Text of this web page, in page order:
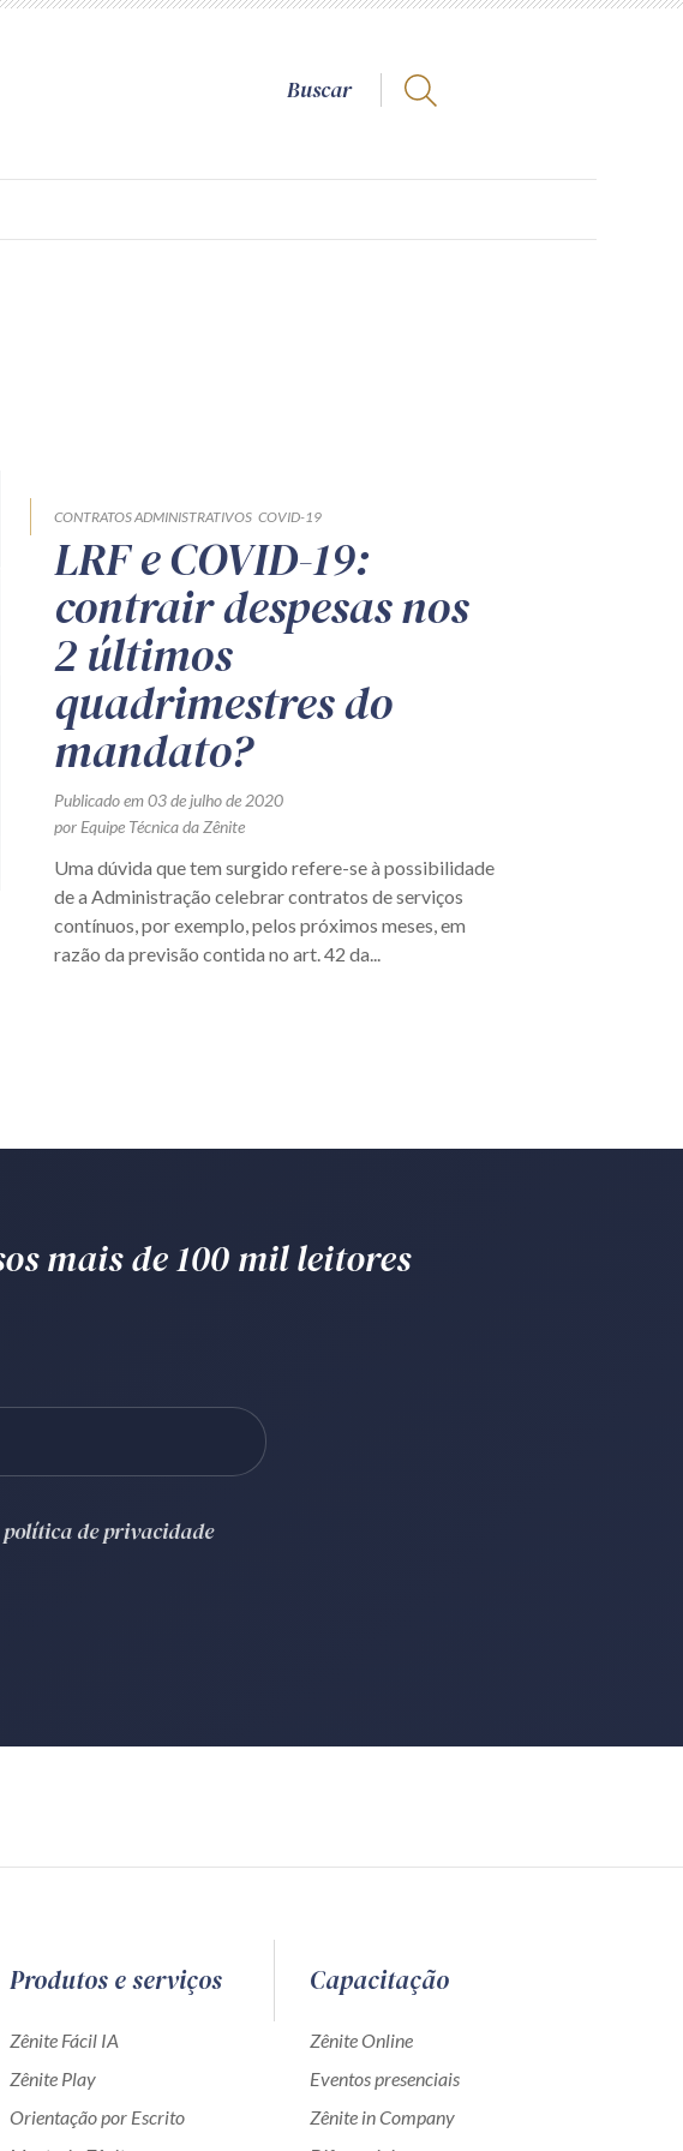
CONTRATOS ADMINISTRATIVOS COVID-19
LRF e COVID-19:
contrair despesas nos
2 últimos
quadrimestres do
mandato?
Publicado em 03 de julho de 2020
por Equipe Técnica da Zênite
Uma dúvida que tem surgido refere-se à possibilidade
de a Administração celebrar contratos de serviços
contínuos, por exemplo, pelos próximos meses, em
razão da previsão contida no art. 42 da...
mais de 100 mil leitores
política de privacidade
Produtos e serviços
Zênite Fácil IA
Zênite Play
Orientação por Escrito
Capacitação
Zênite Online
Eventos presenciais
Zênite in Company